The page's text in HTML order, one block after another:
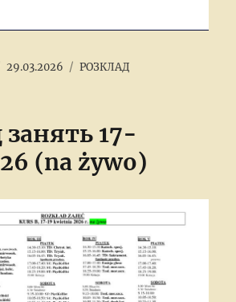
Posted
29.03.2026 Categories
РОЗКЛАД
занять 17-
(na żywo)